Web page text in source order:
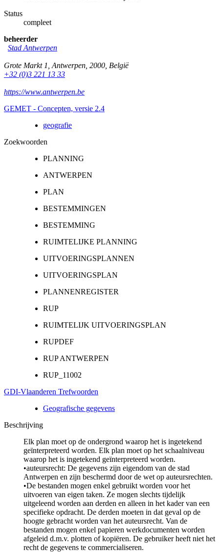
Status
compleet
beheerder
Stad Antwerpen
Grote Markt 1 Antwerpen 2000 België
+32 (0)3 221 13 33
https://www.antwerpen.be
GEMET - Concepten, versie 2.4
geografie
Zoekwoorden
PLANNING
ANTWERPEN
PLAN
BESTEMMINGEN
BESTEMMING
RUIMTELIJKE PLANNING
UITVOERINGSPLANNEN
UITVOERINGSPLAN
PLANNENREGISTER
RUP
RUIMTELIJK UITVOERINGSPLAN
RUPDEF
RUP ANTWERPEN
RUP_11002
GDI-Vlaanderen Trefwoorden
Geografische gegevens
Beschrijving
Elk plan moet op de ondergrond waarop het is ingetekend
geïnterpreteerd worden. Elk plan moet op het schaalniveau
waarop het is ingetekend geïnterpreteerd worden.
•auteursrecht: De gegevens zijn eigendom van de stad
Antwerpen en zijn beschermd door de wet op auteursrechten.
•De bestanden mogen enkel gebruikt worden voor het
uitvoeren van eigen taken. Ze mogen slechts tijdelijk
uitgeleend worden aan derden en alleen in het kader van een
specifieke opdracht. De derden moeten in dat geval op de
hoogte gebracht worden van het auteursrecht. Van de
bestanden mogen enkel papieren werkdocumenten worden
afgeleid d.m.v. plotten of kopiëren. De gebruiker heeft niet het
recht de gegevens te commercialiseren.